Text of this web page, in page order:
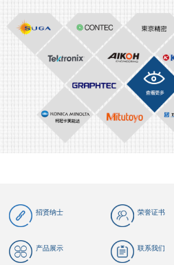
招贤纳士 荣誉证书
产品展示 联系我们